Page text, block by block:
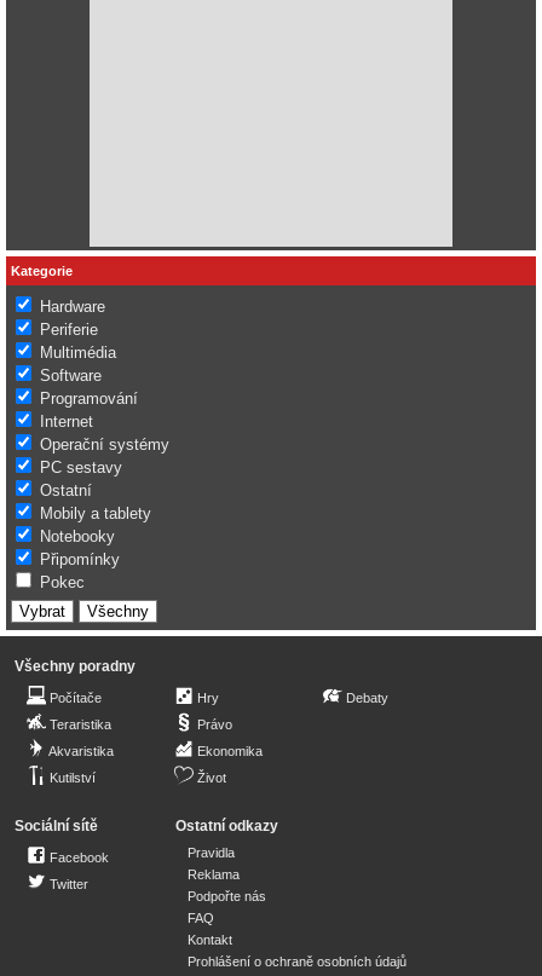
Kategorie
Hardware
Periferie
Multimédia
Software
Programování
Internet
Operační systémy
PC sestavy
Ostatní
Mobily a tablety
Notebooky
Připomínky
Pokec
Všechny poradny
Počítače
Teraristika
Akvaristika
Kutilství
Hry
Právo
Ekonomika
Život
Debaty
Sociální sítě
Facebook
Twitter
Ostatní odkazy
Pravidla
Reklama
Podpořte nás
FAQ
Kontakt
Prohlášení o ochraně osobních údajů